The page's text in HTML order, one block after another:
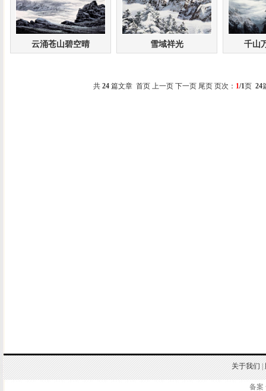
云涌苍山碧空晴 雪域祥光 千山
共24 篇文章 首页 上一页 下一页 尾页 页次： 1/1页24
关于我们|
备案